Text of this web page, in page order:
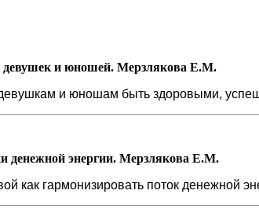
и юношей. Мерзлякова Е.М.
и юношам быть здоровыми,
денежной энергии. Мерзлякова Е.М.
как гармонизировать поток денежной